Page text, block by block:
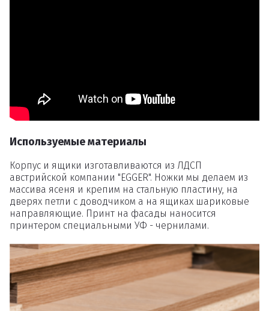
Используемые материалы
Корпус и ящики изготавливаются из ЛДСП
австрийской компании "EGGER". Ножки мы делаем из
массива ясеня и крепим на стальную пластину, на
дверях петли с доводчиком а на ящиках шариковые
направляющие. Принт на фасады наносится
принтером специальными УФ - чернилами.
Удаление
товаров
Вы точно хотите удалить
товар из корзины?
Удалить